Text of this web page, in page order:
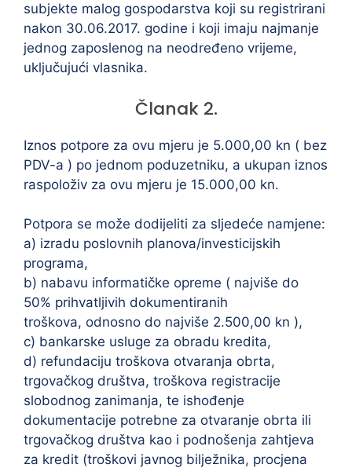
subjekte malog gospodarstva koji su registrirani
nakon 30.06.2017. godine i koji imaju najmanje
jednog zaposlenog na neodređeno vrijeme,
uključujući vlasnika.
Članak 2.
Iznos potpore za ovu mjeru je 5.000,00 kn ( bez
PDV-a ) po jednom poduzetniku, a ukupan iznos
raspoloživ za ovu mjeru je 15.000,00 kn.
Potpora se može dodijeliti za sljedeće namjene:
a) izradu poslovnih planova/investicijskih
programa,
b) nabavu informatičke opreme ( najviše do
50% prihvatljivih dokumentiranih
troškova, odnosno do najviše 2.500,00 kn ),
c) bankarske usluge za obradu kredita,
d) refundaciju troškova otvaranja obrta,
trgovačkog društva, troškova registracije
slobodnog zanimanja, te ishođenje
dokumentacije potrebne za otvaranje obrta ili
trgovačkog društva kao i podnošenja zahtjeva
za kredit (troškovi javnog bilježnika, procjena